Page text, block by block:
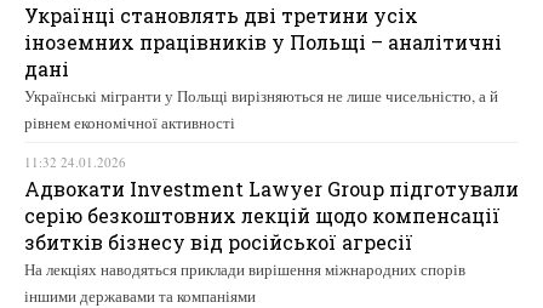
Українці становлять дві третини усіх
іноземних працівників у Польщі – аналітичні
дані
Українські мігранти у Польщі вирізняються не лише чисельністю, а й
рівнем економічної активності
11:32 24.01.2026
Адвокати Investment Lawyer Group підготували
серію безкоштовних лекцій щодо компенсації
збитків бізнесу від російської агресії
На лекціях наводяться приклади вирішення міжнародних спорів
іншими державами та компаніями